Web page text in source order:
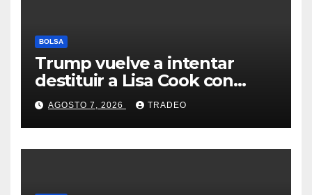
BOLSA
Trump vuelve a intentar
destituir a Lisa Cook con
acusaciones de fraude
hipotecario
AGOSTO 7, 2026 TRADEO